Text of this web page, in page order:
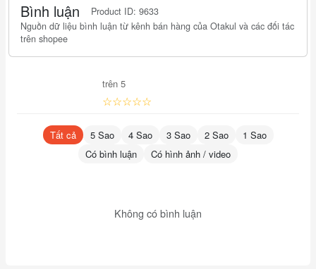
Bình luận
Product ID: 9633
Nguồn dữ liệu bình luận từ kênh bán hàng của Otakul và các đối tác
trên shopee
trên 5
☆☆☆☆☆
Tất cả 5 Sao 4 Sao 3 Sao 2 Sao
1 Sao
Có bình luận
Có hình ảnh / video
Không có bình luận